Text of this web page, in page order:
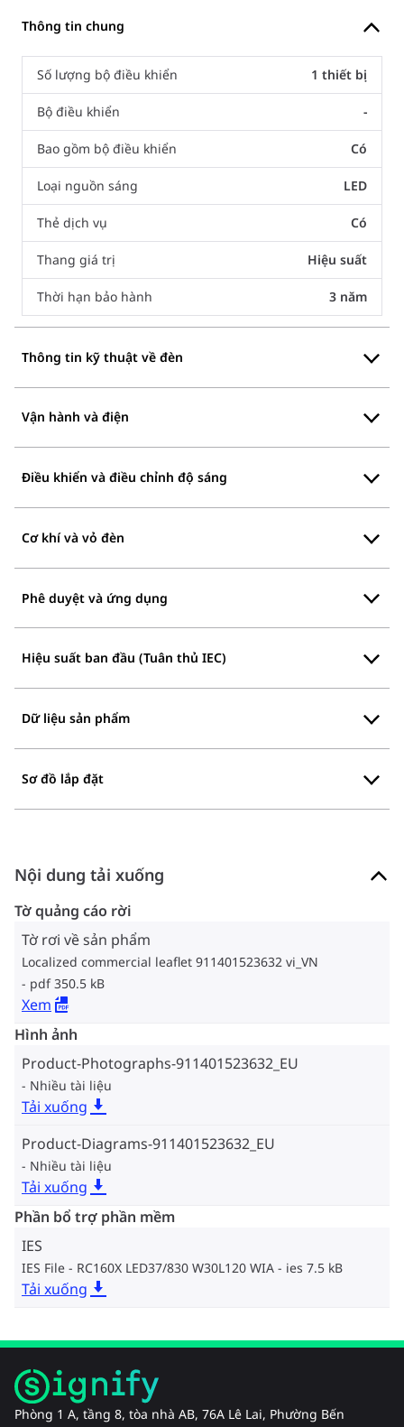
Thông tin chung
Số lượng bộ điều khiển 1 thiết bị
Bộ điều khiển -
Bao gồm bộ điều khiển Có
Loại nguồn sáng LED
Thẻ dịch vụ Có
Thang giá trị Hiệu suất
Thời hạn bảo hành 3 năm
Thông tin kỹ thuật về đèn
Vận hành và điện
Điều khiển và điều chỉnh độ sáng
Cơ khí và vỏ đèn
Phê duyệt và ứng dụng
Hiệu suất ban đầu (Tuân thủ IEC)
Dữ liệu sản phẩm
Sơ đồ lắp đặt
Nội dung tải xuống
Tờ quảng cáo rời
Tờ rơi về sản phẩm
Localized commercial leaflet 911401523632 vi_VN
pdf 350.5 kB
Xem
Hình ảnh
Product-Photographs-911401523632_EU
Nhiều tài liệu
Tải xuống
Product-Diagrams-911401523632_EU
Nhiều tài liệu
Tải xuống
Phần bổ trợ phần mềm
IES
IES File - RC160X LED37/830 W30L120 WIA ies 7.5 kB
Tải xuống
Phòng 1 A, tầng 8, tòa nhà AB, 76A Lê Lai, Phường Bến